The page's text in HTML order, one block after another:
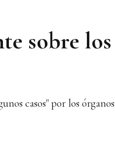
sobre los
casos" por los órganos